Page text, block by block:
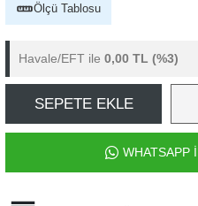
Ölçü Tablosu
Havale/EFT ile 0,00 TL (%3)
SEPETE EKLE
WHATSAPP